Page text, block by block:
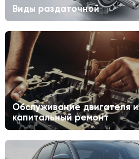
Виды раздаточной
Обслуживание двигателя
капитальный ремонт